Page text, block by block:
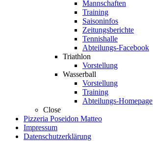
Mannschaften
Training
Saisoninfos
Zeitungsberichte
Tennishalle
Abteilungs-Facebook
Triathlon
Vorstellung
Wasserball
Vorstellung
Training
Abteilungs-Homepage
Close
Pizzeria Poseidon Matteo
Impressum
Datenschutzerklärung